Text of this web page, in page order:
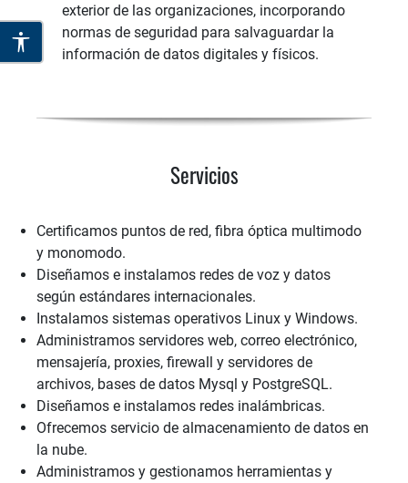
exterior de las organizaciones, incorporando
normas de seguridad para salvaguardar la
información de datos digitales y físicos.
Servicios
Certificamos puntos de red, fibra óptica multimodo
y monomodo.
Diseñamos e instalamos redes de voz y datos
según estándares internacionales.
Instalamos sistemas operativos Linux y Windows.
Administramos servidores web, correo electrónico,
mensajería, proxies, firewall y servidores de
archivos, bases de datos Mysql y PostgreSQL.
Diseñamos e instalamos redes inalámbricas.
Ofrecemos servicio de almacenamiento de datos en
la nube.
Administramos y gestionamos herramientas y